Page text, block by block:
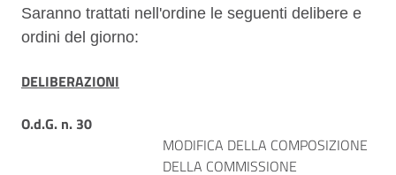
Saranno trattati nell'ordine le seguenti delibere e
ordini del giorno:
DELIBERAZIONI
O.d.G. n. 30
MODIFICA DELLA COMPOSIZIONE
DELLA COMMISSIONE